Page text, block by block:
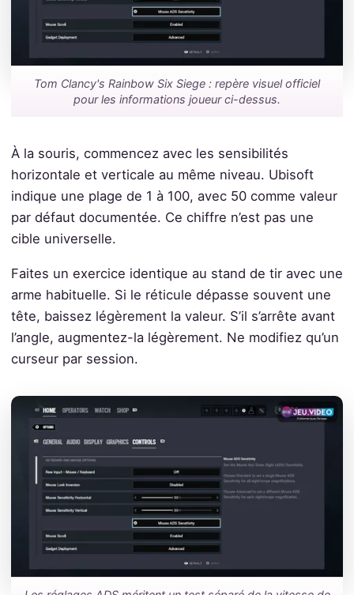
Tom Clancy's Rainbow Six Siege : repère visuel officiel
pour les informations joueur ci-dessus.
À la souris, commencez avec les sensibilités
horizontale et verticale au même niveau. Ubisoft
indique une plage de 1 à 100, avec 50 comme valeur
par défaut documentée. Ce chiffre n’est pas une
cible universelle.
Faites un exercice identique au stand de tir avec une
arme habituelle. Si le réticule dépasse souvent une
tête, baissez légèrement la valeur. S’il s’arrête avant
l’angle, augmentez-la légèrement. Ne modifiez qu’un
curseur par session.